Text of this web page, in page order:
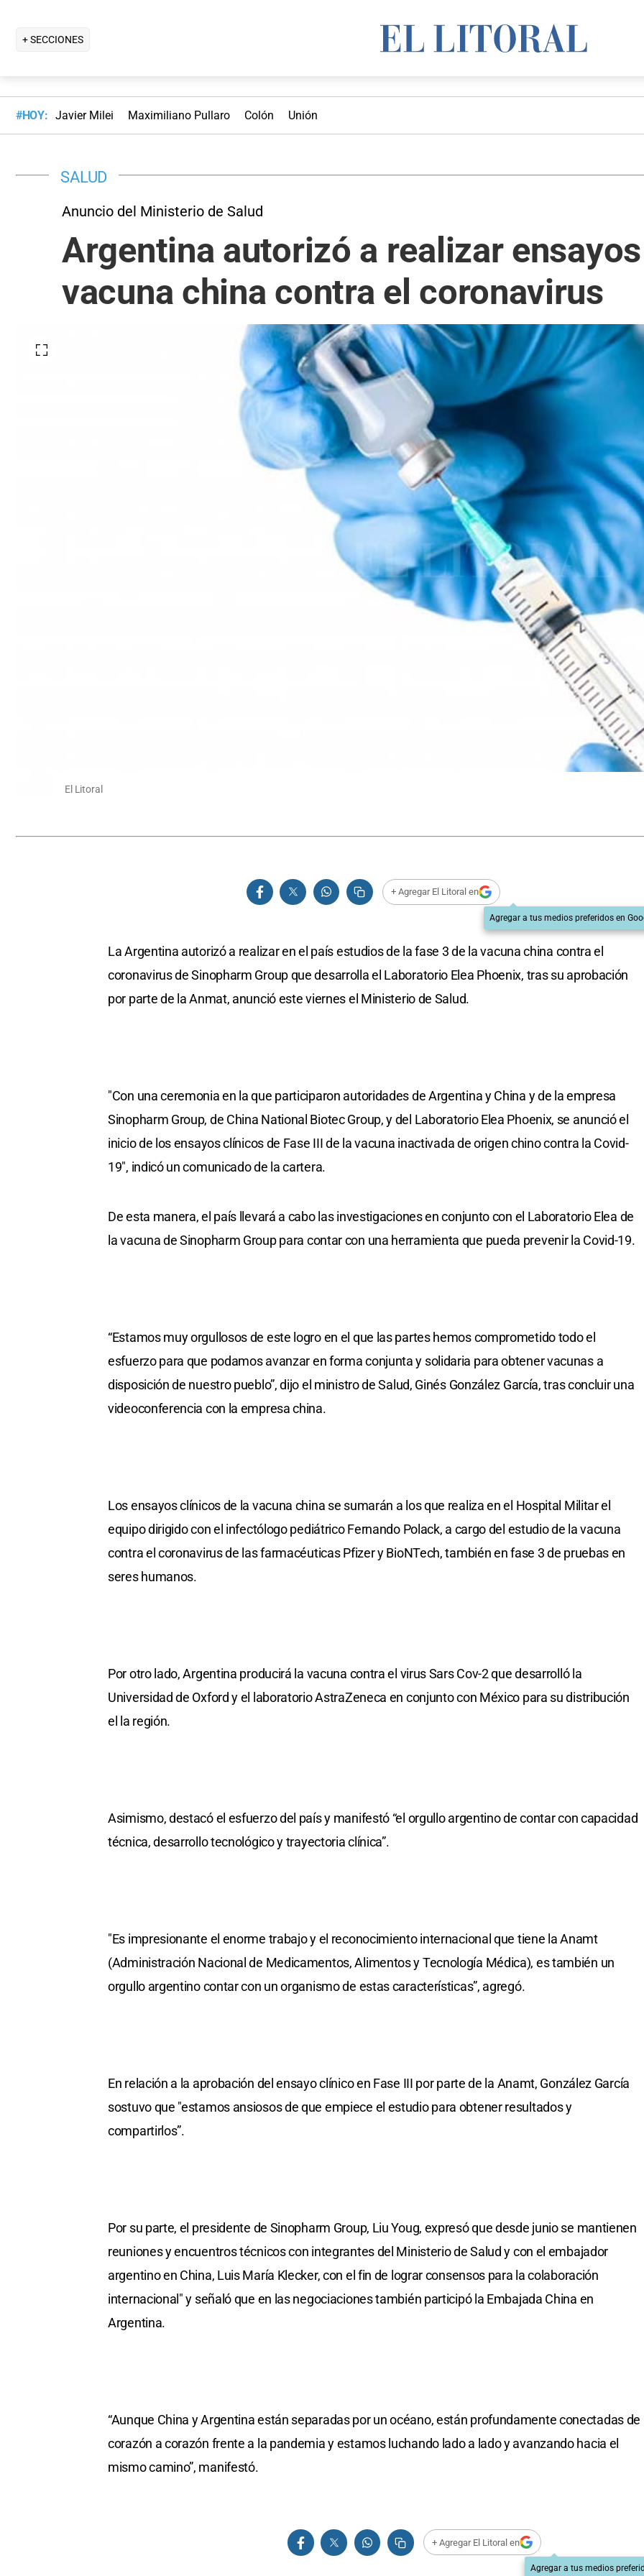
+ SECCIONES
#HOY: Javier Milei Maximiliano Pullaro Colón Unión
SALUD
Anuncio del Ministerio de Salud
Argentina autorizó a realizar
vacuna china contra el coronavirus
El Litoral
+ Agregar El Litoral en
Agregar a tus medios preferidos en
La Argentina autorizó a realizar en el país estudios de la fase 3 de la vacuna china contra el
coronavirus de Sinopharm Group que desarrolla el Laboratorio Elea Phoenix, tras su aprobación
por parte de la Anmat, anunció este viernes el Ministerio de Salud.
"Con una ceremonia en la que participaron autoridades de Argentina y China y de la empresa
Sinopharm Group, de China National Biotec Group, y del Laboratorio Elea Phoenix, se anunció el
inicio de los ensayos clínicos de Fase III de la vacuna inactivada de origen chino contra la Covid-
19", indicó un comunicado de la cartera.
De esta manera, el país llevará a cabo las investigaciones en conjunto con el Laboratorio Elea de
la vacuna de Sinopharm Group para contar con una herramienta que pueda prevenir la Covid-19.
“Estamos muy orgullosos de este logro en el que las partes hemos comprometido todo el
esfuerzo para que podamos avanzar en forma conjunta y solidaria para obtener vacunas a
disposición de nuestro pueblo”, dijo el ministro de Salud, Ginés González García, tras concluir una
videoconferencia con la empresa china.
Los ensayos clínicos de la vacuna china se sumarán a los que realiza en el Hospital Militar el
equipo dirigido con el infectólogo pediátrico Fernando Polack, a cargo del estudio de la vacuna
contra el coronavirus de las farmacéuticas Pfizer y BioNTech, también en fase 3 de pruebas en
seres humanos.
Por otro lado, Argentina producirá la vacuna contra el virus Sars Cov-2 que desarrolló la
Universidad de Oxford y el laboratorio AstraZeneca en conjunto con México para su distribución
el la región.
Asimismo, destacó el esfuerzo del país y manifestó “el orgullo argentino de contar con capacidad
técnica, desarrollo tecnológico y trayectoria clínica”.
"Es impresionante el enorme trabajo y el reconocimiento internacional que tiene la Anamt
(Administración Nacional de Medicamentos, Alimentos y Tecnología Médica), es también un
orgullo argentino contar con un organismo de estas características”, agregó.
En relación a la aprobación del ensayo clínico en Fase III por parte de la Anamt, González García
sostuvo que "estamos ansiosos de que empiece el estudio para obtener resultados y
compartirlos”.
Por su parte, el presidente de Sinopharm Group, Liu Youg, expresó que desde junio se mantienen
reuniones y encuentros técnicos con integrantes del Ministerio de Salud y con el embajador
argentino en China, Luis María Klecker, con el fin de lograr consensos para la colaboración
internacional" y señaló que en las negociaciones también participó la Embajada China en
Argentina.
“Aunque China y Argentina están separadas por un océano, están profundamente conectadas de
corazón a corazón frente a la pandemia y estamos luchando lado a lado y avanzando hacia el
mismo camino”, manifestó.
+ Agregar El Litoral en
Agregar a tus medios